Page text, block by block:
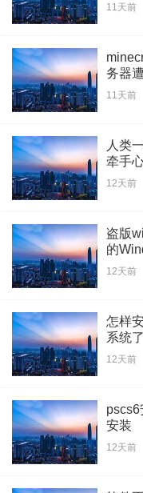
11天前
务器
11天前
人类
牵手
12天前
盗版
的
12天前
怎样
系统了
12天前
安装
12天前